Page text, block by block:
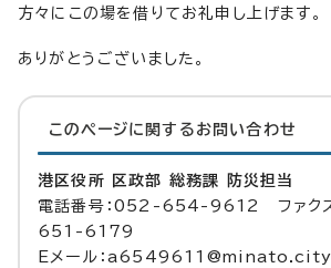
方々にこの場を借りてお礼申し上げます。
ありがとうございました。
このページに関する お問い合わせ
港区役所 区政部 総務課 防災担当
電話番号：052-654-9612 ファク
651-6179
Eメール：